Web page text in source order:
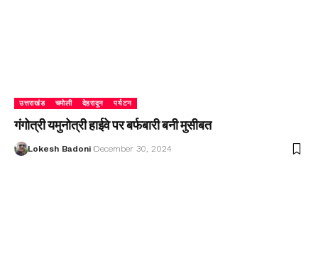
उत्तराखंड चमोली देहरादून पर्यटन
गंगोत्री यमुनोत्री हाईवे पर बर्फबारी बनी मुसीबत
Lokesh Badoni December 30, 2024